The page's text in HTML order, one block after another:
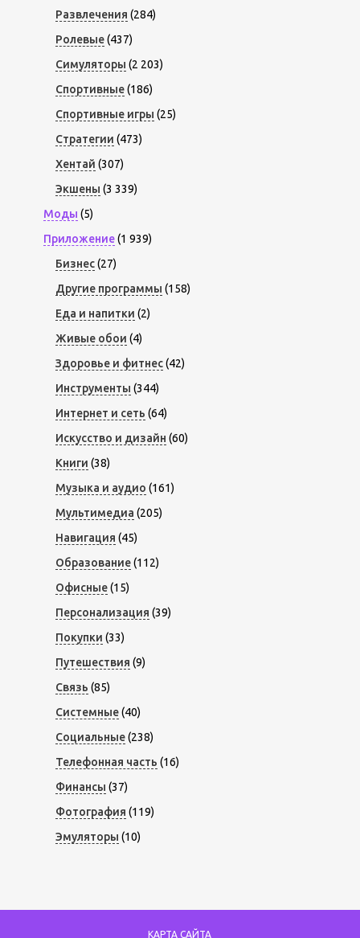
Развлечения (284)
Ролевые(437)
Симуляторы (2 203)
Спортивные(186)
Спортивные игры (25)
Стратегии (473)
Хентай (307)
Экшены (3 339)
Моды (5)
Приложение(1 939)
Бизнес(27)
Другие программы (158)
Еда и напитки (2)
Живые обои (4)
Здоровье и фитнес(42)
Инструменты (344)
Интернет и сеть (64)
Искусство и дизайн (60)
Книги (38)
Музыка и аудио (161)
Мультимедиа (205)
Навигация (45)
Образование(112)
Офисные(15)
Персонализация (39)
Покупки (33)
Путешествия (9)
Связь (85)
Системные(40)
Социальные(238)
Телефонная часть (16)
Финансы (37)
Фотография (119)
Эмуляторы (10)
КАРТА САЙТА